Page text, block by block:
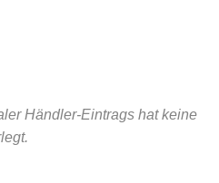
Händler-Eintrags hat keine